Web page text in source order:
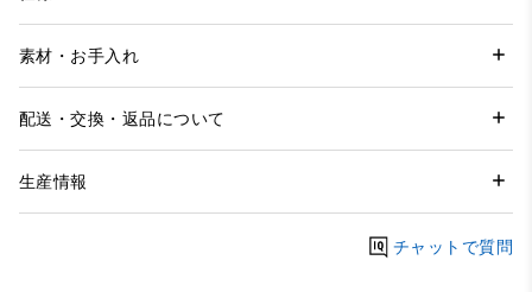
素材・お手入れ
配送・交換・返品について
生産情報
チャットで質問